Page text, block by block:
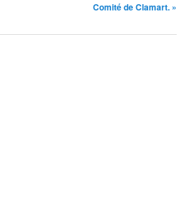
Comité de Clamart. »